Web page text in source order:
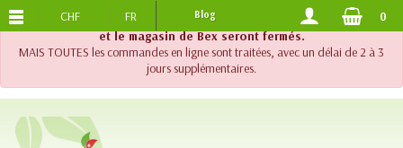
!! Important !! Jusqu'au 20 août 2026, le support téléphonique
et le magasin de Bex seront fermés.
MAIS TOUTES les commandes en ligne sont traitées, avec un délai de 2 à 3
jours supplémentaires.
PORTS OFFERTS DES 120.-
CHF FR Blog 0